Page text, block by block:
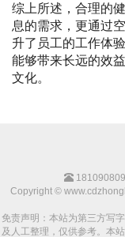
综上所述，合理的
息的需求，更通过
升了员工的工作体
能够带来长远的效
文化。
Copyright ©
免责声明：本站为第三方写
及人工整理，仅供参考。本